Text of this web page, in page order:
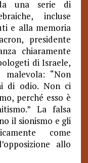
una serie di
incluse
e alla memoria
presidente
chiaramente
di Israele,
“Non
di odio. Non ci
perché esso è
La falsa
il sionismo e gli
come
allo